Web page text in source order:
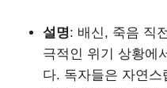
설명: 배신, 죽음 직
극적인 위기 상황에
다. 독자들은 자연